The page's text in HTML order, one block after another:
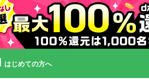
はじめての方へ